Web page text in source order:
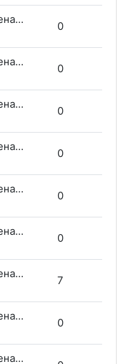
Лапшева Елена Евгеньевна
0
Лапшева Елена Евгеньевна
0
Лапшева Елена Евгеньевна
0
Лапшева Елена Евгеньевна
0
Лапшева Елена Евгеньевна
0
Лапшева Елена Евгеньевна
0
Лапшева Елена Евгеньевна
7
Лапшева Елена Евгеньевна
0
Лапшева Елена Евгеньевна